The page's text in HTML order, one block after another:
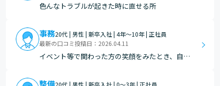
色んなトラブルが起きた時に直せる所
事務20代 | 男性 | 新卒入社 | 4年～10年 | 正社員
最新の口コミ投稿日：2026.04.11
イベント等で関わった方の笑顔をみたとき、自分
ちが一つの形として笑顔につながったのかなと感
整備20代 | 男性 | 新卒入社 | 0～3年 | 正社員